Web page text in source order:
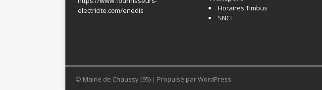
electricite.com/enedis
Horaires Timbus
SNCF
© Mairie de Chaussy (95) | Propulsé par WordPress